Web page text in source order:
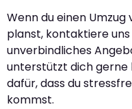
Wenn du einen
planst, kontaktiere
unverbindliches
unterstützt dich gerne
dafür, dass du
kommst.